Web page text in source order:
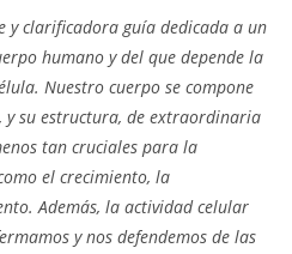
y clarificadora guía dedicada a un
humano y del que depende la
Nuestro cuerpo se compone
y su estructura, de extraordinaria
tan cruciales para la
el crecimiento, la
Además, la actividad celular
y nos defendemos de las